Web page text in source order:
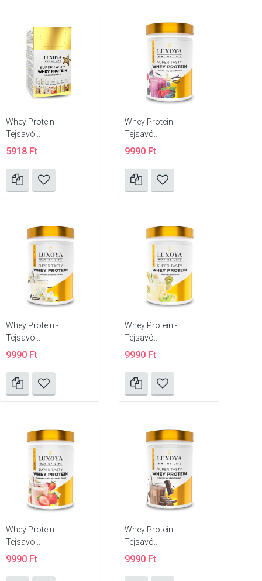
Whey Protein -
Tejsavó...
5918 Ft
Whey Protein -
Tejsavó...
9990 Ft
Whey Protein -
Tejsavó...
9990 Ft
Whey Protein -
Tejsavó...
9990 Ft
Whey Protein -
Tejsavó...
9990 Ft
Whey Protein -
Tejsavó...
9990 Ft